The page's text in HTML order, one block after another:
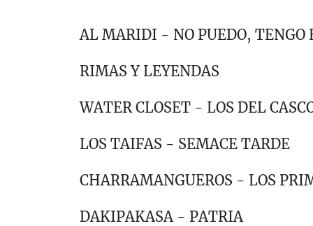
AL MARIDI - NO PUEDO, TENGO
RIMAS Y LEYENDAS
WATER CLOSET - LOS DEL
LOS TAIFAS - SEMACE TARDE
CHARRAMANGUEROS - LOS
DAKIPAKASA - PATRIA